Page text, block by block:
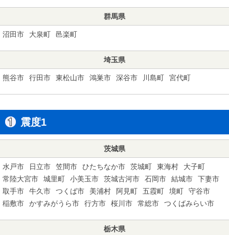
群馬県
沼田市 大泉町 邑楽町
埼玉県
熊谷市 行田市 東松山市 鴻巣市 深谷市 川島町 宮代町
震度1
茨城県
水戸市 日立市 笠間市 ひたちなか市 茨城町 東海村
大子町
常陸大宮市
城里町 小美玉市 茨城古河市 石岡市 結城市
下妻市
取手市
牛久市 つくば市 美浦村 阿見町 五霞町 境町
守谷市
稲敷市
かすみがうら市 行方市 桜川市 常総市 つくばみらい市
栃木県